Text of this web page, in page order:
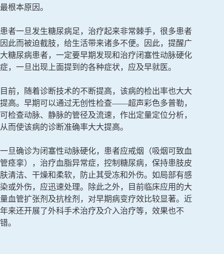
最根本原因。
患者一旦发生糖尿病足，治疗起来非常棘手，很多患者
因此而被迫截肢，给生活带来诸多不便。因此，提醒广
大糖尿病患者，一定要早期发现和治疗闭塞性动脉硬化
症，一旦出现上面提到的各种症状，应及早就医。
目前，随着诊断技术的不断提高，该病的检出率也大大
提高。早期可以通过无创性检查——超声彩色多普勒，
可检查动脉、静脉的管径及流速，作出定量定位分析，
从而使该病的诊断准确率大大提高。
一旦确诊为闭塞性动脉硬化，患者应戒烟（吸烟可致血
管痉挛），治疗血脂异常症，控制糖尿病，保持患肢皮
肤清洁、干燥和柔软，防止其受冻和外伤。如局部有感
染或外伤，应迅速处理。除此之外，目前临床应用的大
量血管扩张剂及抗栓剂，对早期病变疗效比较显著。近
年来还开展了外科手术治疗及介入治疗等，效果也不
错。